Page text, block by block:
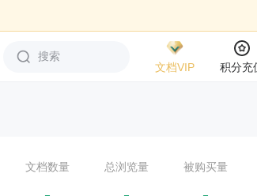
搜索
文档VIP
积分充
文档数量 总浏览量 被购买量